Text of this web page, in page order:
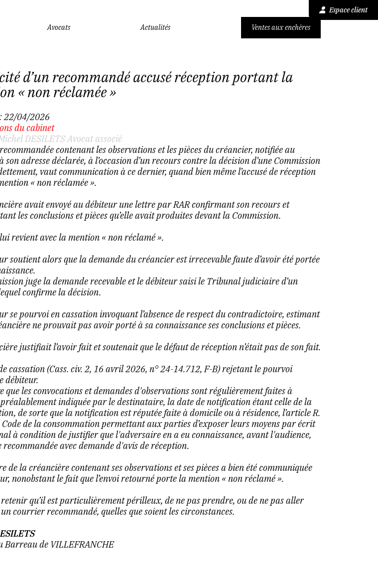
Espace client
Avocats Actualités Ventes aux enchères
d’un recommandé accusé réception portant la
« non réclamée »
DESILETS Avocat associé
22/04/2026
du cabinet
contenant les observations et les pièces du créancier, notifiée au
son adresse déclarée, à l’occasion d’un recours contre la décision d’une Commission
vaut communication à ce dernier, quand bien même l’accusé de réception
« non réclamée ».
avait envoyé au débiteur une lettre par RAR confirmant son recours et
les conclusions et pièces qu’elle avait produites devant la Commission.
revient avec la mention « non réclamé ».
soutient alors que la demande du créancier est irrecevable faute d’avoir été portée
juge la demande recevable et le débiteur saisi le Tribunal judiciaire d’un
confirme la décision.
se pourvoi en cassation invoquant l’absence de respect du contradictoire, estimant
ne prouvait pas avoir porté à sa connaissance ses conclusions et pièces.
justifiait l’avoir fait et soutenait que le défaut de réception n’était pas de son fait.
cassation(Cass. civ. 2, 16 avril 2026, n° 24-14.712, F-B)rejetant le pourvoi
débiteur.
que les convocations et demandes d'observations sont régulièrement faites à
indiquée par le destinataire, la date de notification étant celle de la
de sorte que la notification est réputée faite à domicile ou à résidence, l’article R.
de la consommation permettant aux parties d’exposer leurs moyens par écrit
à condition de justifier que l'adversaire en a eu connaissance, avant l'audience,
avec demande d'avis de réception.
de la créancière contenant ses observations et ses pièces a bien été communiquée
nonobstant le fait que l’envoi retourné porte la mention « non réclamé ».
qu’il est particulièrement périlleux, de ne pas prendre, ou de ne pas aller
courrier recommandé, quelles que soient les circonstances.
Barreau de VILLEFRANCHE